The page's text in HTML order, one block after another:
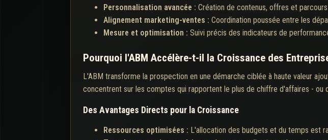
Personnalisation avancée : Création de contenus, offres et
Alignement marketing-ventes : Coordination poussée entre les
Mesure et optimisation : Suivi précis des indicateurs de
Pourquoi l'ABM Accélère-t-il la Croissance des
L'ABM transforme la prospection en une démarche ciblée à haute valeur
concentrent sur les comptes qui rapportent le plus de chiffre d'affaires - ou
Des Avantages Directs pour la Croissance
Ressources optimisées : L'allocation des budgets et du temps est